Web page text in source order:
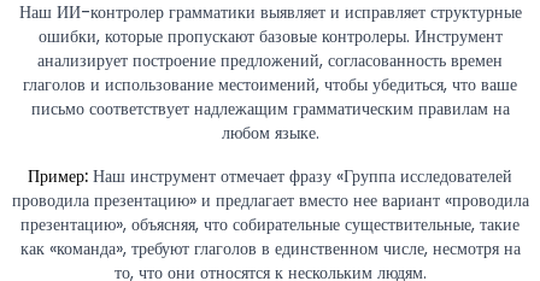
Наш ИИ-контролер грамматики выявляет и исправляет структурные
ошибки, которые пропускают базовые контролеры. Инструмент
анализирует построение предложений, согласованность времен
глаголов и использование местоимений, чтобы убедиться, что ваше
письмо соответствует надлежащим грамматическим правилам на
любом языке.
Пример: Наш инструмент отмечает фразу «Группа исследователей
проводила презентацию» и предлагает вместо нее вариант «проводила
презентацию», объясняя, что собирательные существительные, такие
как «команда», требуют глаголов в единственном числе, несмотря на
то, что они относятся к нескольким людям.